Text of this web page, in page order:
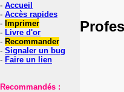
- Accueil
- Accès rapides
- Imprimer
- Livre d'or
- Recommander
- Signaler un bug
- Faire un lien
Recommandés :